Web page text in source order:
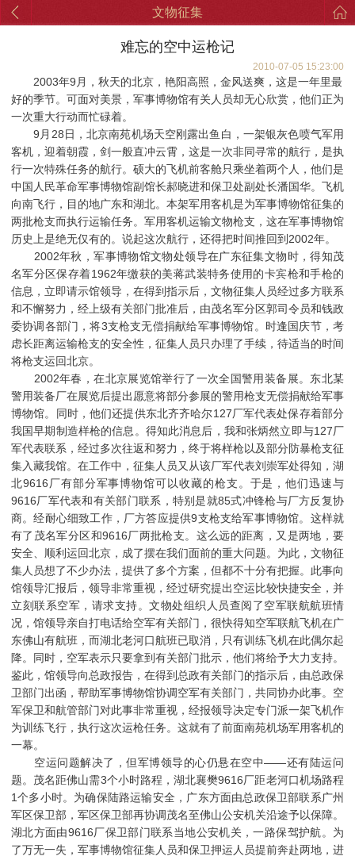
文物征集
难忘的空中运枪记
2010-07-05 15:23:00
2003年9月，秋天的北京，艳阳高照，金风送爽，这是一年里最
好的季节。可面对美景，军事博物馆有关人员却无心欣赏，他们正为
一次重大行动而忙碌着。
9月28日，北京南苑机场天空刚露出鱼白，一架银灰色喷气军用
客机，迎着朝霞，剑一般直冲云霄，这是一次非同寻常的航行，是执
行一次特殊任务的航行。硕大的飞机前客舱只乘坐着两个人，他们是
中国人民革命军事博物馆副馆长郝晓进和保卫处副处长潘国华。飞机
向南飞行，目的地广东和湖北。本架军用客机是为军事博物馆征集的
两批枪支而执行运输任务。军用客机运输文物枪支，这在军事博物馆
历史上是绝无仅有的。说起这次航行，还得把时间推回到2002年。
2002年秋，军事博物馆文物处领导在广东征集文物时，得知茂
名军分区保存着1962年缴获的美蒋武装特务使用的卡宾枪和手枪的
信息，立即请示馆领导，在得到指示后，文物征集人员经过多方联系
和不懈努力，经上级有关部门批准后，由茂名军分区郭司令员和钱政
委协调各部门，将3支枪支无偿捐献给军事博物馆。时逢国庆节，考
虑长距离运输枪支的安全性，征集人员只办理了手续，待适当的时间
将枪支运回北京。
2002年春，在北京展览馆举行了一次全国警用装备展。东北某
警用装备厂在展览后提出愿意将部分参展的警用枪支无偿捐献给军事
博物馆。同时，他们还提供东北齐齐哈尔127厂军代表处保存着部分
我国早期制造样枪的信息。得知此消息后，我和张炳然立即与127厂
军代表联系，经过多次往返和努力，终于将样枪以及部分防暴枪支征
集入藏我馆。在工作中，征集人员又从该厂军代表刘崇军处得知，湖
北9616厂有部分军事博物馆可以收藏的枪支。于是，他们迅速与
9616厂军代表和有关部门联系，特别是就85式冲锋枪与厂方反复协
商。经耐心细致工作，厂方答应提供9支枪支给军事博物馆。这样就
有了茂名军分区和9616厂两批枪支。这么远的距离，又是两地，要
安全、顺利运回北京，成了摆在我们面前的重大问题。为此，文物征
集人员想了不少办法，提供了多个方案，但都不十分有把握。此事向
馆领导汇报后，领导非常重视，经过研究提出空运比较快捷安全，并
立刻联系空军，请求支持。文物处组织人员查阅了空军联航航班情
况，馆领导亲自打电话给空军有关部门，很快得知空军联航飞机在广
东佛山有航班，而湖北老河口航班已取消，只有训练飞机在此偶尔起
降。同时，空军表示只要拿到有关部门批示，他们将给予大力支持。
鉴此，馆领导向总政报告，在得到总政有关部门的指示后，由总政保
卫部门出函，帮助军事博物馆协调空军有关部门，共同协办此事。空
军保卫和航管部门对此事非常重视，经报领导决定专门派一架飞机作
为训练飞行，执行这次运枪任务。这就有了前面南苑机场军用客机的
一幕。
空运问题解决了，但军博领导的心仍悬在空中——还有陆运问
题。茂名距佛山需3个小时路程，湖北襄樊9616厂距老河口机场路程
1个多小时。为确保陆路运输安全，广东方面由总政保卫部联系广州
军区保卫部，军区保卫部再协调茂名至佛山公安机关沿途予以保障。
湖北方面由9616厂保卫部门联系当地公安机关，一路保驾护航。为
了万无一失，军事博物馆征集人员和保卫押运人员提前奔赴两地，进